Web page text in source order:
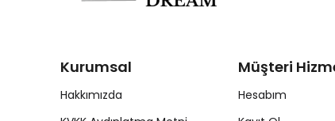
Kurumsal
Hakkımızda
Müşteri
Hesabım